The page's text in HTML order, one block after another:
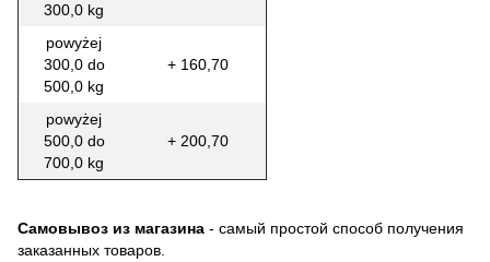
300,0 kg
powyżej
300,0 do
500,0 kg
+ 160,70
powyżej
500,0 do
700,0 kg
+ 200,70
Самовывоз из магазина - самый простой способ получения
заказанных товаров.